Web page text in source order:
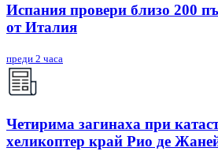
Испания провери близо 200
от Италия
преди 2 часа
Четирима загинаха при
хеликоптер край Рио де